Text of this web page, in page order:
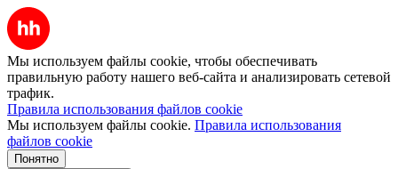
Мы используем файлы cookie, чтобы обеспечивать
правильную работу нашего веб-сайта и анализировать сетевой
трафик.
Правила использования файлов cookie
Мы используем файлы cookie. Правила использования
файлов cookie
Понятно